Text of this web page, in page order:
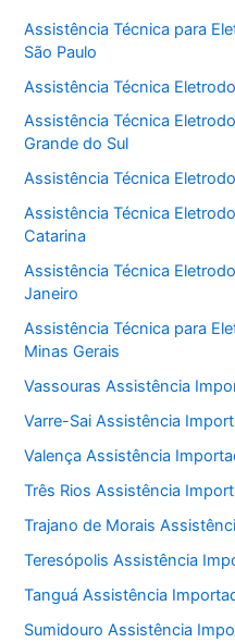
Assistência Técnica para
São Paulo
Assistência Técnica
Assistência Técnica
Grande do Sul
Assistência Técnica
Assistência Técnica
Catarina
Assistência Técnica
Janeiro
Assistência Técnica para
Minas Gerais
Vassouras Assistência
Varre-Sai Assistência
Valença Assistência
Três Rios Assistência
Trajano de Morais
Teresópolis Assistência
Tanguá Assistência
Sumidouro Assistência